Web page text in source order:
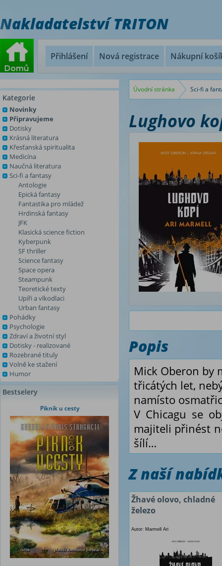
Nakladatelství TRITON
Přihlášení Nová registrace Nákupní
Kategorie
Novinky
Připravujeme
Dotisky
Krásná literatura
Křesťanská spiritualita
Medicína
Naučná literatura
Sci-fi a fantasy
Antologie
Epická fantasy
Fantastika pro mládež
Hrdinská fantasy
JFK
Klasická science fiction
Kyberpunk
SF thriller
Science fantasy
Space opera
Steampunk
Teoretické texty
Upíři a vlkodlaci
Urban fantasy
Pohádky
Psychologie
Zdraví a životní styl
Dotisky - realizované
Rozebrané tituly
Volně ke stažení
Humor
Bestselery
Piknik u cesty
Úvodní stránka Sci-fi a
Lughovo
Popis
Mick Oberon by
třicátých let,
namísto
V Chicagu se
majiteli přinést
šílí…
Z naší
Žhavé olovo, chladné
železo
Autor: Marmell Ari